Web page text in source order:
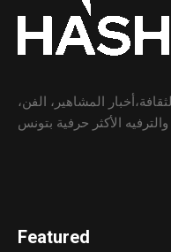
المشاهير، الفن،
والترفيه الأكثر حرفية بتونس
Featured